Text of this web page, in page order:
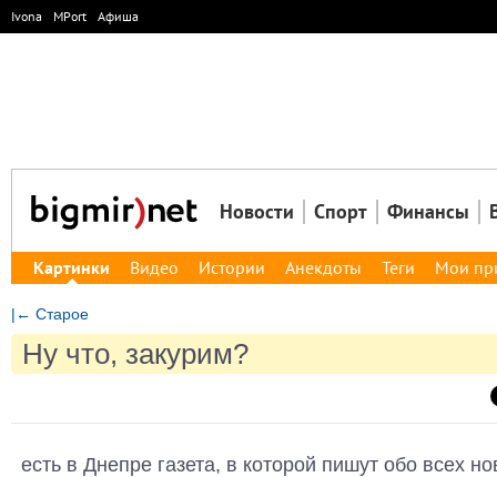
Ivona MPort Афиша
Новости Спорт Финансы
Картинки Видео Истории Анекдоты Теги Мои
|← Старое
Ну что, закурим?
есть в Днепре газета, в которой пишут обо всех